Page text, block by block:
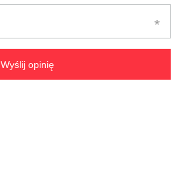
Wyślij opinię